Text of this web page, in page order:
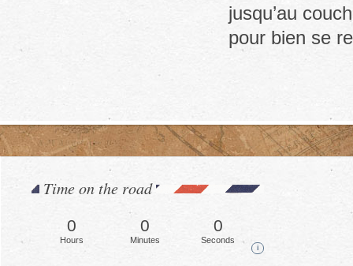
jusqu’au
pour bien se
Time on the road
0
Hours
0
Minutes
0
Seconds
i